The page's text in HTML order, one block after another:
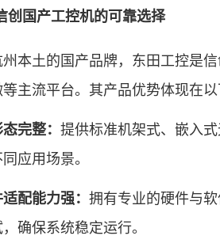
创国产工控机的可靠选择
土的国产品牌，东田工控是信
主流平台。其产品优势体现在以
完整： 提供标准机架式、嵌入
应用场景。
配能力强： 拥有专业的硬件与
确保系统稳定运行。